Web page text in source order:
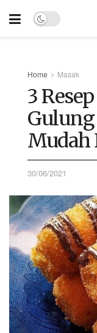
Home Masak
3
Mudah
30/06/2021